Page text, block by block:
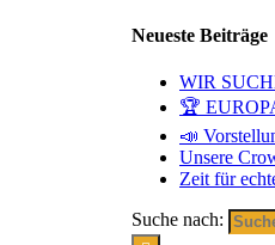
Neueste Beiträge
WIR
🏆
📣
Unsere
Zeit für
Suche nach: